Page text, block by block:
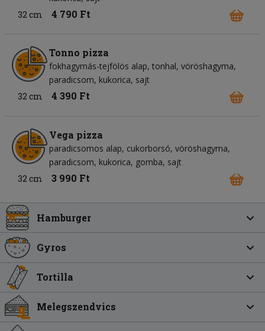
32 cm
4 790 Ft
Tonno pizza
fokhagymás-tejfölös alap tonhal vöröshagyma
paradicsom kukorica sajt
32 cm
4 390 Ft
Vega pizza
paradicsomos alap cukorborsó vöröshagyma
paradicsom kukorica gomba sajt
32 cm
3 990 Ft
Hamburger
Gyros
Tortilla
Melegszendvics